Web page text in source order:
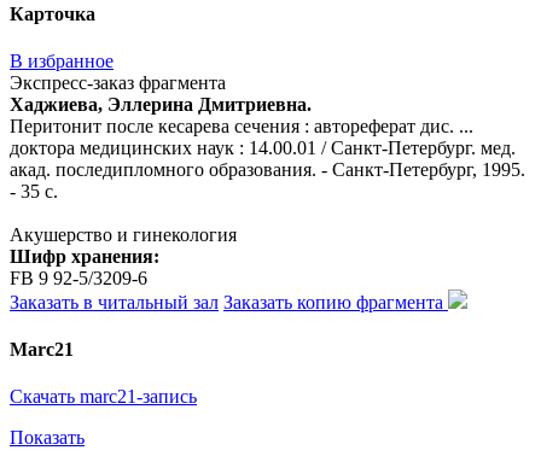
Карточка
В избранное
Экспресс-заказ фрагмента
Хаджиева, Эллерина Дмитриевна.
Перитонит после кесарева сечения : автореферат дис. ...
доктора медицинских наук : 14.00.01 / Санкт-Петербург. мед.
акад. последипломного образования. - Санкт-Петербург, 1995.
- 35 с.
Акушерство и гинекология
Шифр хранения:
FB 9 92-5/3209-6
Заказать в читальный зал Заказать копию фрагмента
Marc21
Скачать marc21-запись
Показать